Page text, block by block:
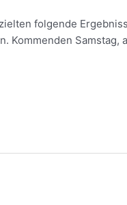
folgende
Kommenden Samstag,